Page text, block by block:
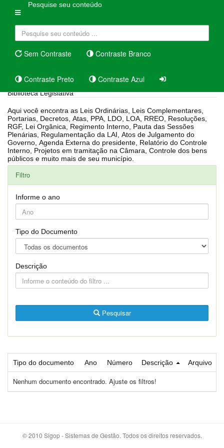
Pesquise seu conteúdo
Sem Contraste Contraste Branco
Contraste Preto Contraste Azul
Biblioteca Legislativa
Aqui você encontra as Leis Ordinárias, Leis Complementares,
Portarias, Decretos, Atas, PPA, LDO, LOA, RREO, Resoluções,
RGF, Lei Orgânica, Regimento Interno, Pauta das Sessões
Plenárias, Regulamentação da LAI, Atos de Julgamento do
Governo, Agenda Externa do presidente, Relatório do Controle
Interno, Projetos em tramitação na Câmara, Controle dos bens
públicos e muito mais de seu município.
Filtro
Informe o ano
Tipo do Documento
Descrição
Pesquisar
Tipo do documento Ano Número Descrição Arquivo
Nenhum documento encontrado. Ajuste os filtros!
© 2010 Sigop - Sistemas de Gestão. Todos os direitos reservados.